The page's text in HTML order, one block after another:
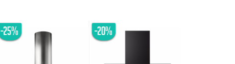
-25% -20%